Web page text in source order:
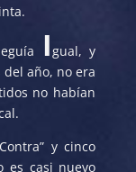
Igual, y
año, no era
no habían
y cinco
es casi nuevo